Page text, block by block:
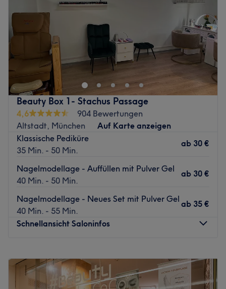
Zurück zur Salonansicht
Sonntag
Geschlossen
Online reservieren auf website www.mocbeautynails.de
um exklusive Angebote und Geschenke zu erhalten. Und
bitte bringen Sie Ihre Mitgliedskarte mit, um eine
einwöchige Garantie auf alle Leistungen zu erhalten.
Zurück zur Salonansicht
Beauty Box 1- Stachus Passage
4,6
904 Bewertungen
Altstadt, München
Auf Karte anzeigen
Klassische Pediküre
35 Min. - 50 Min.
ab 30 €
Nagelmodellage - Auffüllen mit Pulver Gel
40 Min. - 50 Min.
ab 30 €
Nagelmodellage - Neues Set mit Pulver Gel
40 Min. - 55 Min.
ab 35 €
Schnellansicht Saloninfos
Dienstag
09:30–20:00
Mittwoch
09:30 –20:00